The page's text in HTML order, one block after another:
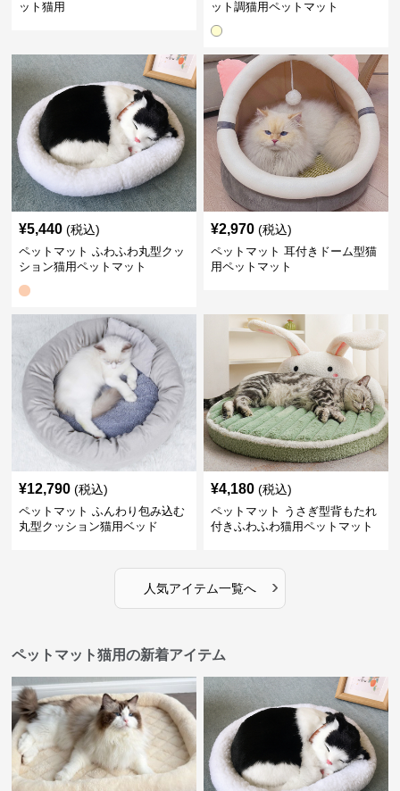
ット猫用 ット調猫用ペットマット
¥5,440 (税込)
ペットマット ふわふわ丸型クッ
ション猫用ペットマット
¥2,970 (税込)
ペットマット 耳付きドーム型猫
用ペットマット
¥12,790 (税込)
ペットマット ふんわり包み込む
丸型クッション猫用ベッド
¥4,180 (税込)
ペットマット うさぎ型背もたれ
付きふわふわ猫用ペットマット
人気アイテム一覧へ ›
ペットマット猫用の新着アイテム